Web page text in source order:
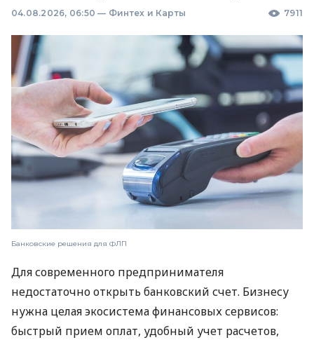
04.08.2026, 06:50 — Финтех и Карты 7911
Банковские решения для ФЛП
Для современного предпринимателя
недостаточно открыть банковский счет. Бизнесу
нужна целая экосистема финансовых сервисов:
быстрый прием оплат, удобный учет расчетов,